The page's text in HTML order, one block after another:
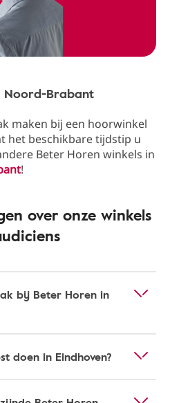
Noord-Brabant
maken bij een hoorwinkel
het beschikbare tijdstip u
Beter Horen winkels in
!
over onze winkels
bij Beter Horen in
doen in Eindhoven?